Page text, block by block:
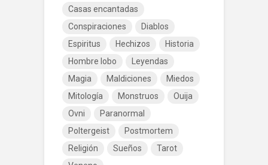
Casas encantadas
Conspiraciones
Diablos
Espiritus
Hechizos
Historia
Hombre lobo
Leyendas
Magia
Maldiciones
Miedos
Mitología
Monstruos
Ouija
Ovni
Paranormal
Poltergeist
Postmortem
Religión
Sueños
Tarot